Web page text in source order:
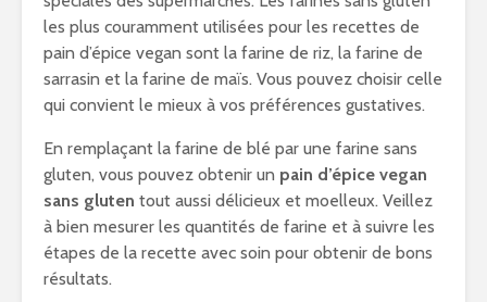
les plus couramment utilisées pour les recettes de
pain d’épice vegan sont la farine de riz, la farine de
sarrasin et la farine de maïs. Vous pouvez choisir celle
qui convient le mieux à vos préférences gustatives.
En remplaçant la farine de blé par une farine sans
gluten, vous pouvez obtenir un pain d’épice vegan
sans gluten tout aussi délicieux et moelleux. Veillez
à bien mesurer les quantités de farine et à suivre les
étapes de la recette avec soin pour obtenir de bons
résultats.